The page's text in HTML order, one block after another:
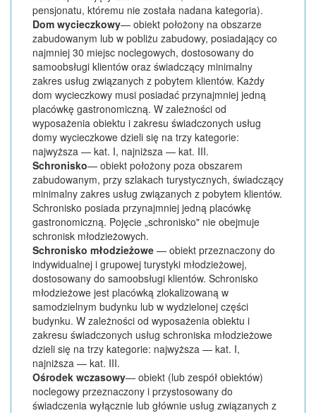
pensjonatu, któremu nie została nadana kategoria).
Dom wycieczkowy— obiekt położony na obszarze
zabudowanym lub w pobliżu zabudowy, posiadający co
najmniej 30 miejsc noclegowych, dostosowany do
samoobsługi klientów oraz świadczący minimalny
zakres usług związanych z pobytem klientów. Każdy
dom wycieczkowy musi posiadać przynajmniej jedną
placówkę gastronomiczną. W zależności od
wyposażenia obiektu i zakresu świadczonych usług
domy wycieczkowe dzieli się na trzy kategorie:
najwyższa — kat. I, najniższa — kat. III.
Schronisko— obiekt położony poza obszarem
zabudowanym, przy szlakach turystycznych, świadczący
minimalny zakres usług związanych z pobytem klientów.
Schronisko posiada przynajmniej jedną placówkę
gastronomiczną. Pojęcie „schronisko" nie obejmuje
schronisk młodzieżowych.
Schronisko młodzieżowe — obiekt przeznaczony do
indywidualnej i grupowej turystyki młodzieżowej,
dostosowany do samoobsługi klientów. Schronisko
młodzieżowe jest placówką zlokalizowaną w
samodzielnym budynku lub w wydzielonej części
budynku. W zależności od wyposażenia obiektu i
zakresu świadczonych usług schroniska młodzieżowe
dzieli się na trzy kategorie: najwyższa — kat. I,
najniższa — kat. III.
Ośrodek wczasowy— obiekt (lub zespół obiektów)
noclegowy przeznaczony i przystosowany do
świadczenia wyłącznie lub głównie usług związanych z